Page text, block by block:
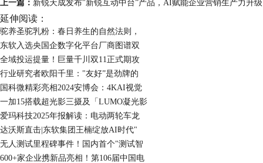
上一篇： 新锐天成发布"新锐互动中台”产品，AI赋能企业营销生产力升级
延伸阅读：
驼养圣驼乳粉：春日养生的自然法则，
东软入选央国企数字化平台厂商图谱双
全域投运提量！巨量千川双11正式期攻
行业研究者欧阳千里："友好”是劲牌的
国科微精彩亮相2024安博会：4KAI视觉
一加15搭载超光影三摄及「LUMO凝光影
爱玛科技2025年报解读：电动两轮车龙
达沃斯直击|东软集团王楠绽放AI时代"
无人测试里程碑事件！国内首个"测试智
600+家企业携新品亮相！第106届中国电